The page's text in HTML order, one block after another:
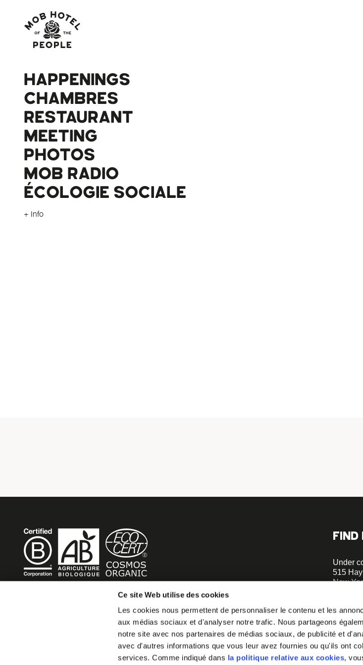
Ce site Web utilise des cookies
Les cookies nous permettent de personnaliser le contenu et les
aux médias sociaux et d'analyser notre trafic. Nous partageons
notre site avec nos partenaires de médias sociaux, de publicité et
avec d'autres informations que vous leur avez fournies ou qu'ils ont
services. Comme indiqué dans la politique relative aux cookies,
HAPPENINGS
CHAMBRES
RESTAURANT
MEETING
PHOTOS
MOB RADIO
ÉCOLOGIE SOCIALE
+ Info
MOB HOTEL is growing into a cooperative movement
If you want to create your own MOB HOTEL and belong to our
Under
515
New